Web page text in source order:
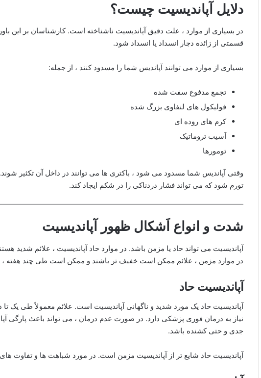
دلایل آپاندیسیت چیست؟
در بسیاری از موارد ، علت دقیق آپاندیسیت ناشناخته است. کارشناسان بر این
قسمتی از زائده دچار انسداد یا انسداد شود.
بسیاری از موارد می توانند آپاندیس شما را مسدود کنند ، از جمله:
تجمع مدفوع سفت شده
فولیکول های لنفاوی بزرگ شده
کرم های روده ای
آسیب تروماتیک
تومورها
وقتی آپاندیس شما مسدود می شود ، باکتری ها می توانند در داخل آن تکثیر
تورم شود که می تواند فشار دردناکی را در شکم ایجاد کند.
شدت و انواع اَشکال ظهور آپاندیسیت
آپاندیسیت می تواند حاد یا مزمن باشد. در موارد حاد آپاندیسیت ، علائم شدید
در موارد مزمن ، علائم ممکن است خفیف تر باشند و ممکن است طی چند هفته ،
آپاندیسیت حاد
آپاندیسیت حاد یک مورد شدید و ناگهانی آپاندیسیت است. علائم معمولاً طی یک
نیاز به درمان فوری پزشکی دارد. در صورت عدم درمان ، می تواند باعث پارگی
جدی و حتی کشنده باشد.
آپاندیسیت حاد شایع تر از آپاندیسیت مزمن است. در مورد شباهت ها و تفاوت های